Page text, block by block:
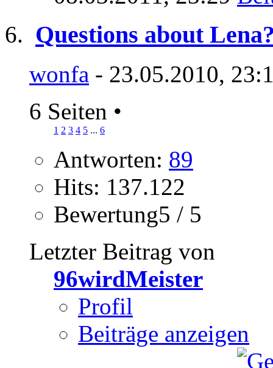
Questions about
wonfa - 23.05.2010,
6 Seiten •
1 2 3 4 5 ... 6
Antworten: 89
Hits: 137.122
Bewertung5 / 5
Letzter Beitrag von
96wirdMeister
Profil
Beiträge anzeigen